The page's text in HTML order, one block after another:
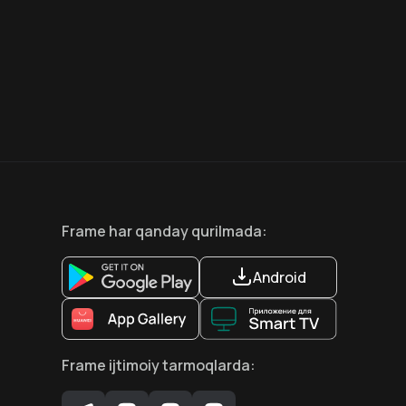
Frame har qanday qurilmada:
Android
Frame ijtimoiy tarmoqlarda: